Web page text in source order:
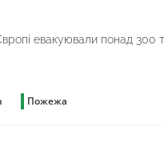
евакуювали понад 300
Пожежа